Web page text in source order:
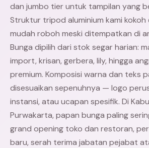
dan jumbo tier untuk tampilan yang
Struktur tripod aluminium kami
mudah roboh meski ditempatkan di
Bunga dipilih dari stok segar harian:
import, krisan, gerbera, lily, hingga
premium. Komposisi warna dan teks
disesuaikan sepenuhnya — logo
instansi, atau ucapan spesifik. Di
Purwakarta, papan bunga paling
grand opening toko dan restoran,
baru, serah terima jabatan pejabat